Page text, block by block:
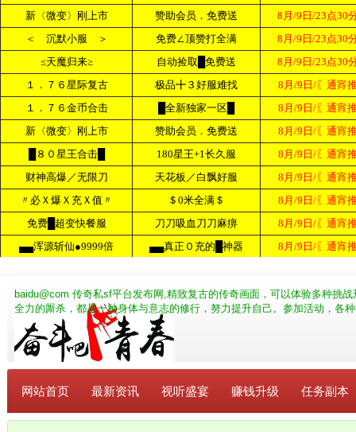
baidu@com 传奇私sf平台发布网,精致复古的传奇画面，可以体验多种挑
全力的厮杀，都是一种身体与意志的修行，努力提升自己。参加活动，各
网站首页 最新资讯 视听盛宴 赚钱升级 任务副本